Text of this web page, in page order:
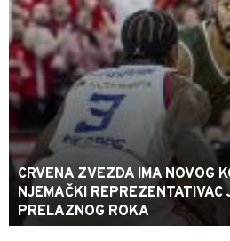
CRVENA ZVEZDA IMA NOVOG
NJEMAČKI REPREZENTATIVAC
PRELAZNOG ROKA